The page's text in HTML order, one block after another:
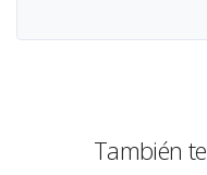
También